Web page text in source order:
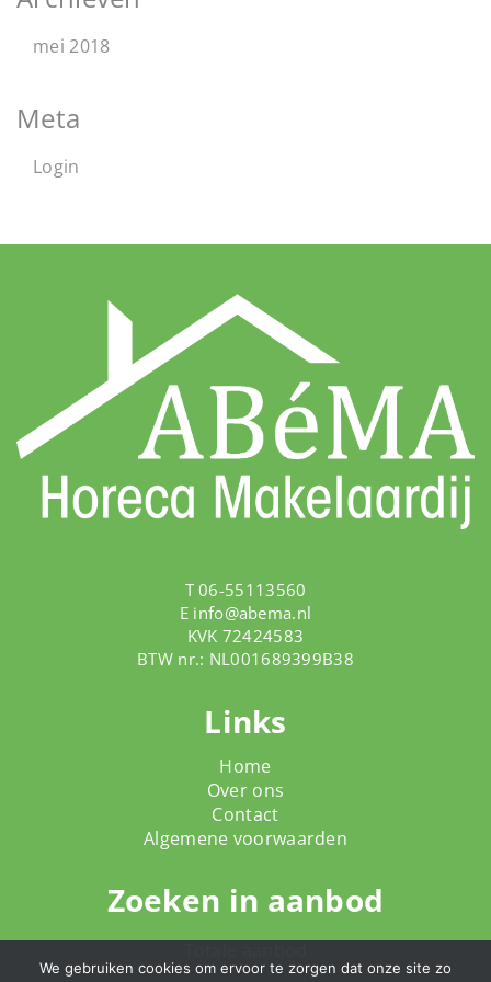
mei 2018
Meta
Login
T 06-55113560
E info@abema.nl
KVK 72424583
BTW nr.: NL001689399B38
Links
Home
Over ons
Contact
Algemene voorwaarden
Zoeken in aanbod
We gebruiken cookies om ervoor te zorgen dat onze site zo